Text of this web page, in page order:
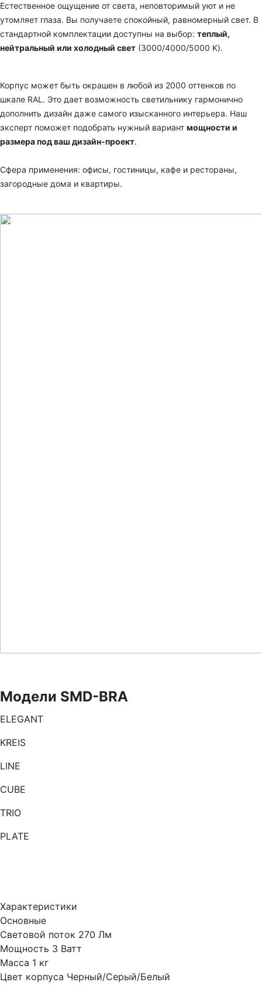
Естественное ощущение от света, неповторимый уют и не
утомляет глаза. Вы получаете спокойный, равномерный свет. В
стандартной комплектации доступны на выбор: теплый,
нейтральный или холодный свет (3000/4000/5000 K).
Корпус может быть окрашен в любой из 2000 оттенков по
шкале RAL. Это дает возможность светильнику гармонично
дополнить дизайн даже самого изысканного интерьера. Наш
эксперт поможет подобрать нужный вариант мощности и
размера под ваш дизайн-проект.
Сфера применения: офисы, гостиницы, кафе и рестораны,
загородные дома и квартиры.
Модели SMD-BRA
ELEGANT
KREIS
LINE
CUBE
TRIO
PLATE
Характеристики
Основные
Световой поток 270 Лм
Мощность 3 Ватт
Масса 1 кг
Цвет корпуса Черный/Серый/Белый